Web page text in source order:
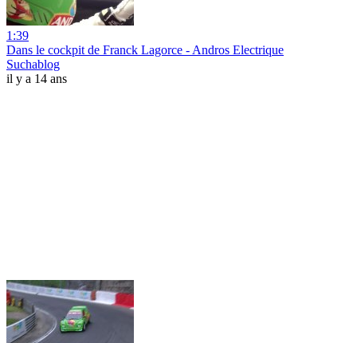
1:39
Dans le cockpit de Franck Lagorce - Andros Electrique
Suchablog
il y a 14 ans